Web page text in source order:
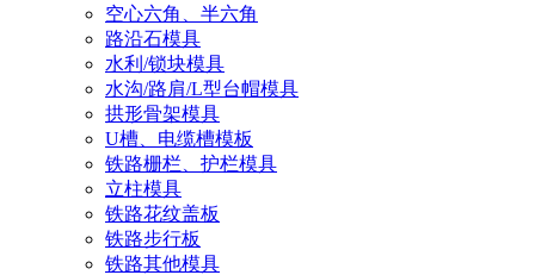
空心六角、半六角
路沿石模具
水利/锁块模具
水沟/路肩/L型台帽模具
拱形骨架模具
U槽、电缆槽模板
铁路栅栏、护栏模具
立柱模具
铁路花纹盖板
铁路步行板
铁路其他模具